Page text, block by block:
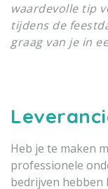
waardevolle tip
tijdens de
graag van je in
Heb je te maken
professionele
bedrijven hebben